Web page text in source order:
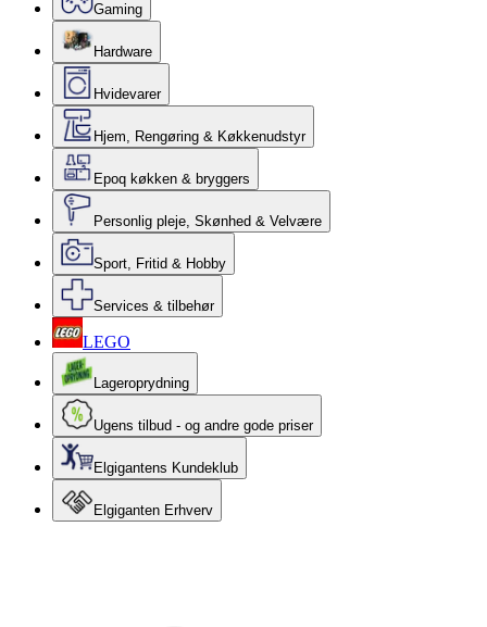
Gaming
Hardware
Hvidevarer
Hjem, Rengøring & Køkkenudstyr
Epoq køkken & bryggers
Personlig pleje, Skønhed & Velvære
Sport, Fritid & Hobby
Services & tilbehør
LEGO
Lageroprydning
Ugens tilbud - og andre gode priser
Elgigantens Kundeklub
Elgiganten Erhverv